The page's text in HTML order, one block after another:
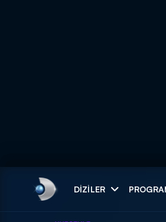
DIZILER